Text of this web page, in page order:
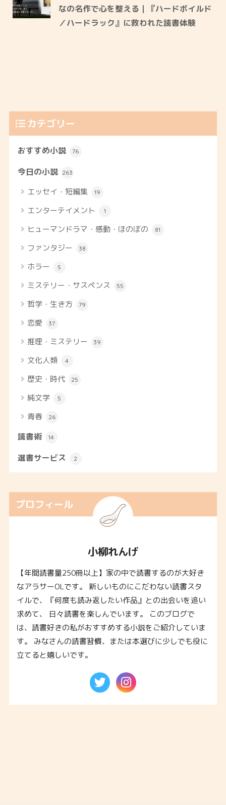
なの名作で心を整える｜『ハードボイルド
／ハードラック』に救われた読書体験
カテゴリー
おすすめ小説 76
今日の小説 263
エッセイ・短編集 19
エンターテイメント 1
ヒューマンドラマ・感動・ほのぼの 81
ファンタジー 38
ホラー 5
ミステリー・サスペンス 55
哲学・生き方 79
恋愛 37
推理・ミステリー 39
文化人類 4
歴史・時代 25
純文学 5
青春 26
読書術 14
選書サービス 2
プロフィール
小柳れんげ
【年間読書量250冊以上】家の中で読書するのが大好き
なアラサーOLです。 新しいものにこだわない読書スタ
イルで、『何度も読み返したい作品』との出会いを追い
求めて、 日々読書を楽しんでいます。 このブログで
は、読書好きの私がおすすめする小説をご紹介していま
す。 みなさんの読書習慣、または本選びに少しでも役に
立てると嬉しいです。